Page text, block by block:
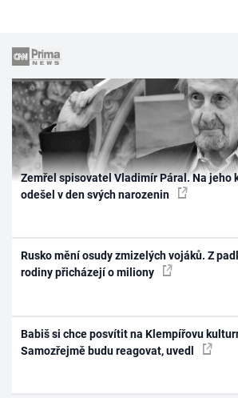
Zemřel spisovatel Vladimír Páral. Na jeho
odešel v den svých narozenin
Rusko mění osudy zmizelých vojáků. Z
rodiny přicházejí o miliony
Babiš si chce posvítit na Klempířovu
Samozřejmě budu reagovat, uvedl